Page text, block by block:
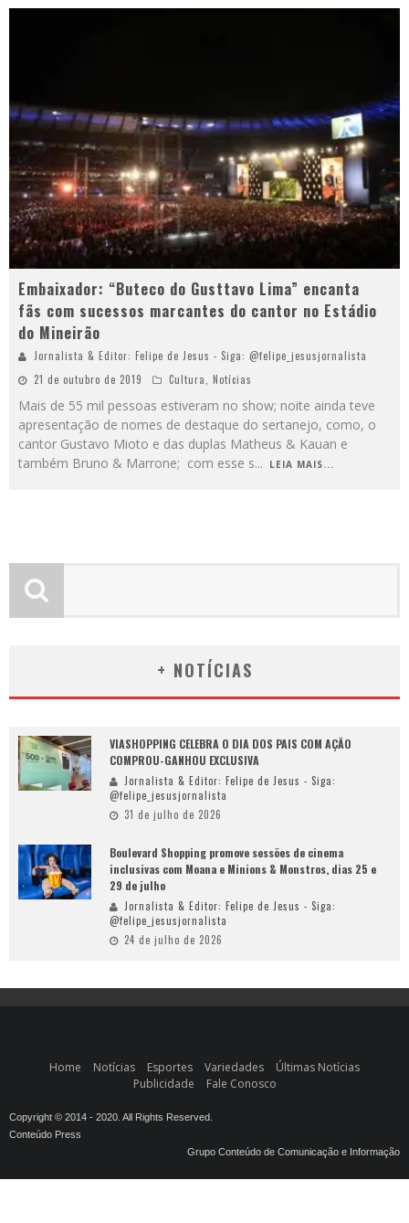
Embaixador: “Buteco do Gusttavo Lima” encanta
fãs com sucessos marcantes do cantor no Estádio
do Mineirão
Jornalista & Editor: Felipe de Jesus - Siga: @felipe_jesusjornalista
21 de outubro de 2019
Cultura, Notícias
Mais de 55 mil pessoas estiveram no show; noite ainda teve
apresentação de nomes de destaque do sertanejo, como, o
cantor Gustavo Mioto e das duplas Matheus & Kauan e
também Bruno & Marrone; com esse s... LEIA MAIS...
+ NOTÍCIAS
VIASHOPPING CELEBRA O DIA DOS PAIS COM AÇÃO
COMPROU-GANHOU EXCLUSIVA
Jornalista & Editor: Felipe de Jesus - Siga:
@felipe_jesusjornalista
31 de julho de 2026
Boulevard Shopping promove sessões de cinema
inclusivas com Moana e Minions & Monstros, dias 25 e
29 de julho
Jornalista & Editor: Felipe de Jesus - Siga:
@felipe_jesusjornalista
24 de julho de 2026
Home Notícias Esportes Variedades
Últimas Notícias
Publicidade
Fale Conosco
Copyright © 2014 - 2020. All Rights Reserved.
Conteúdo Press
Grupo Conteúdo de Comunicação e Informação